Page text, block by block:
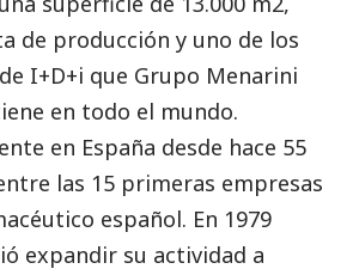
de producción y uno de los
I+D+i que Grupo Menarini
en todo el mundo.
en España desde hace 55
las 15 primeras empresas
español. En 1979
expandir su actividad a